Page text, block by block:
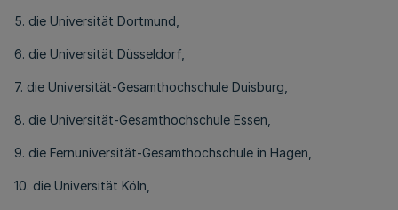
5. die Universität Dortmund,
6. die Universität Düsseldorf,
7. die Universität-Gesamthochschule Duisburg,
8. die Universität-Gesamthochschule Essen,
9. die Fernuniversität-Gesamthochschule in Hagen,
10. die Universität Köln,